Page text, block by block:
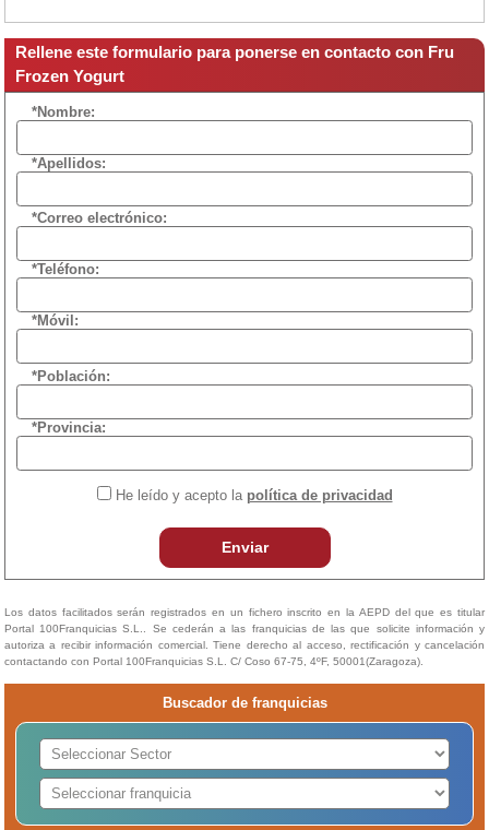
Rellene este formulario para ponerse en contacto con Fru
Frozen Yogurt
*Nombre:
*Apellidos:
*Correo electrónico:
*Teléfono:
*Móvil:
*Población:
*Provincia:
He leído y acepto la política de privacidad
Enviar
Los datos facilitados serán registrados en un fichero inscrito en la AEPD del que es titular
Portal 100Franquicias S.L.. Se cederán a las franquicias de las que solicite información y
autoriza a recibir información comercial. Tiene derecho al acceso, rectificación y cancelación
contactando con Portal 100Franquicias S.L. C/ Coso 67-75, 4ºF, 50001(Zaragoza).
Buscador de franquicias